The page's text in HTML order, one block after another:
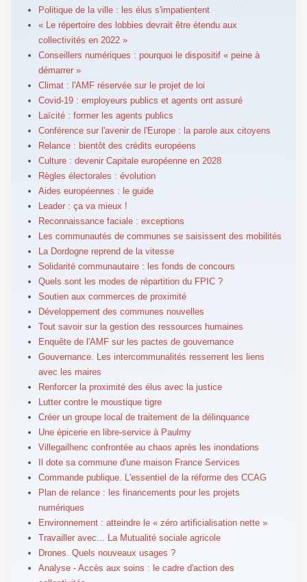
Politique de la ville : les élus s'impatientent
« Le répertoire des lobbies devrait être étendu aux
collectivités en 2022 »
Conseillers numériques : pourquoi le dispositif « peine à
démarrer »
Climat : l'AMF réservée sur le projet de loi
Covid-19 : employeurs publics et agents ont assuré
Laïcité : former les agents publics
Conférence sur l'avenir de l'Europe : la parole aux citoyens
Relance : bientôt des crédits européens
Culture : devenir Capitale européenne en 2028
Règles électorales : évolution
Aides européennes : le guide
Leader : ça va mieux !
Reconnaissance faciale : exceptions
Les communautés de communes se saisissent des mobilités
La Dordogne reprend de la vitesse
Solidarité communautaire : les fonds de concours
Quels sont les modes de répartition du FPIC ?
Soutien aux commerces de proximité
Développement des communes nouvelles
Tout savoir sur la gestion des ressources humaines
Enquête de l'AMF sur les pactes de gouvernance
Gouvernance. Les intercommunalités resserrent les liens
avec les maires
Renforcer la proximité des élus avec la justice
Lutter contre le moustique tigre
Créer un groupe local de traitement de la délinquance
Une épicerie en libre-service à Paulmy
Villegailhenc confrontée au chaos après les inondations
Il dote sa commune d'une maison France Services
Commande publique. L'essentiel de la réforme des CCAG
Plan de relance : les financements pour les projets
numériques
Environnement : atteindre le « zéro artificialisation nette »
Travailler avec... La Mutualité sociale agricole
Drones. Quels nouveaux usages ?
Analyse - Accès aux soins : le cadre d'action des